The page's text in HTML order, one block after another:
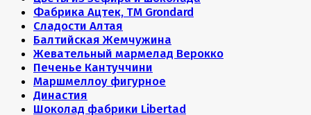
Фабрика Ацтек, ТМ Grondard
Сладости Алтая
Балтийская Жемчужина
Жевательный мармелад Верокко
Печенье Кантуччини
Маршмеллоу фигурное
Династия
Шоколад фабрики Libertad